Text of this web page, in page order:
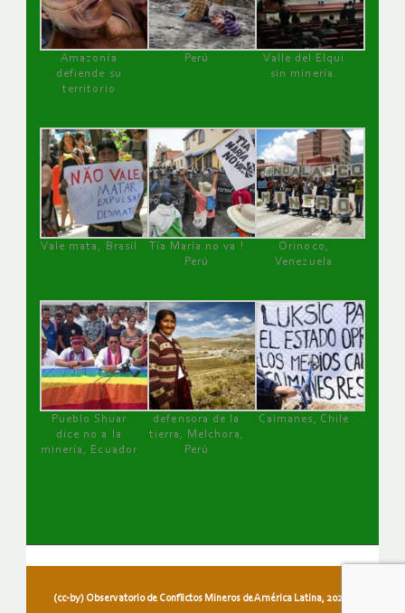
Amazonía
defiende su
territorio
Perú
Valle del Elqui
sin minería.
Vale mata, Brasil
Tía María no va !
Perú
Orinoco,
Venezuela
Pueblo Shuar
dice no a la
minería, Ecuador
defensora de la
tierra, Melchora,
Perú
Caimanes, Chile
(cc-by) Observatorio de Conflictos Mineros de América Latina, 2026